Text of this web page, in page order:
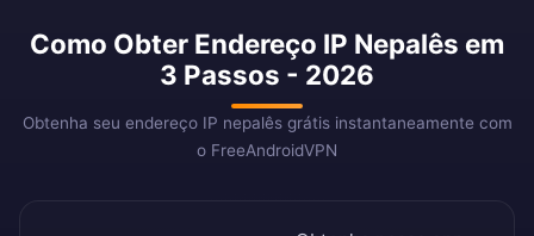
Como Obter Endereço IP Nepalês em
3 Passos - 2026
Obtenha seu endereço IP nepalês grátis instantaneamente com
o FreeAndroidVPN